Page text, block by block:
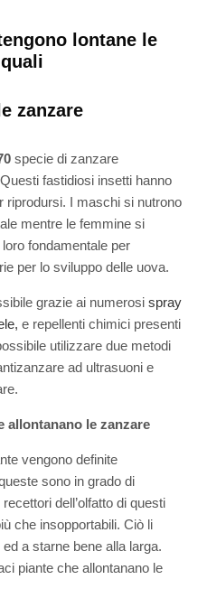
lontane le
zanzare
specie di zanzare
fastidiosi insetti hanno
riprodursi. I maschi si nutrono
mentre le femmine si
fondamentale per
per lo sviluppo delle uova.
grazie ai numerosi spray
e repellenti chimici presenti
utilizzare due metodi
ad ultrasuoni e
allontanano le zanzare
vengono definite
sono in grado di
dell’olfatto di questi
che insopportabili. Ciò li
a starne bene alla larga.
piante che allontanano le